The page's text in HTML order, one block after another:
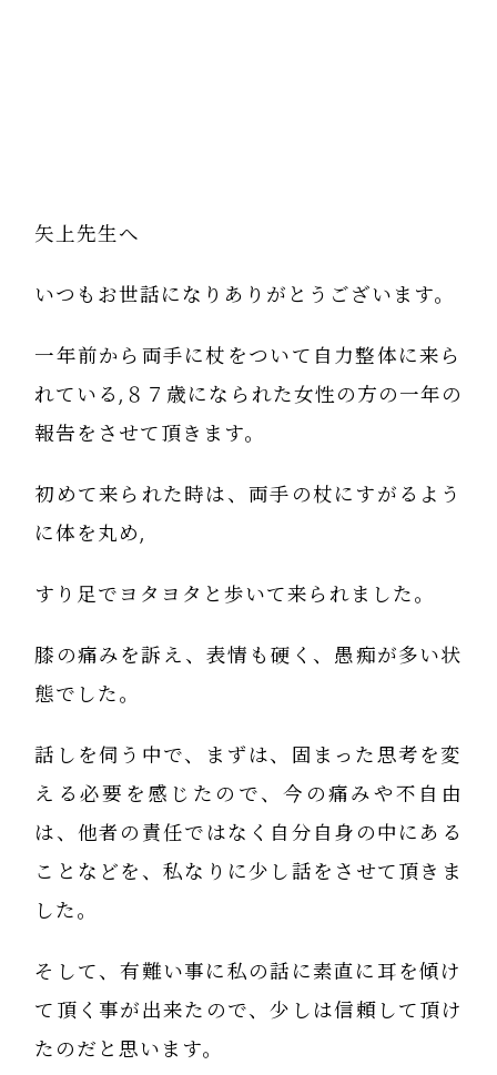
矢上先生へ
いつもお世話になりありがとうございます。
一年前から両手に杖をついて自力整体に来ら
れている,８７歳になられた女性の方の一年の
報告をさせて頂きます。
初めて来られた時は、両手の杖にすがるよう
に体を丸め,
すり足でヨタヨタと歩いて来られました。
膝の痛みを訴え、表情も硬く、愚痴が多い状
態でした。
話しを伺う中で、まずは、固まった思考を変
える必要を感じたので、今の痛みや不自由
は、他者の責任ではなく自分自身の中にある
ことなどを、私なりに少し話をさせて頂きま
した。
そして、有難い事に私の話に素直に耳を傾け
て頂く事が出来たので、少しは信頼して頂け
たのだと思います。